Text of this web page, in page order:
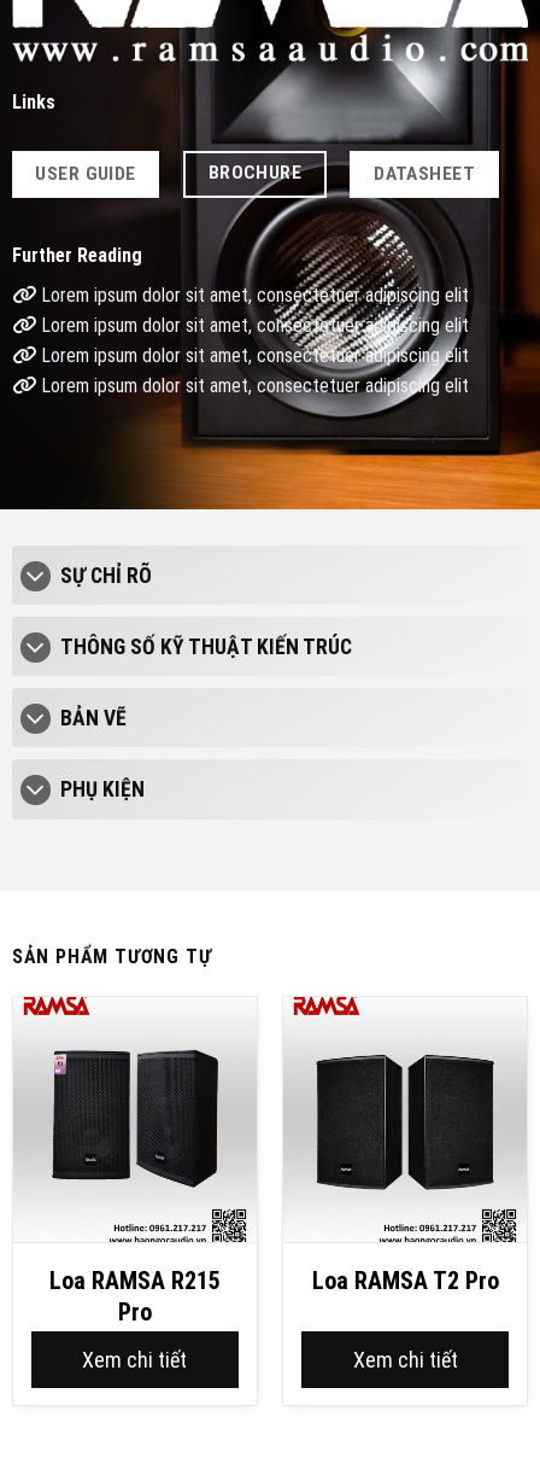
Links
USER GUIDE BROCHURE DATASHEET
Further Reading
Lorem ipsum dolor sit amet, consectetuer adipiscing elit
Lorem ipsum dolor sit amet, consectetuer adipiscing elit
Lorem ipsum dolor sit amet, consectetuer adipiscing elit
Lorem ipsum dolor sit amet, consectetuer adipiscing elit
SỰ CHỈ RÕ
THÔNG SỐ KỸ THUẬT KIẾN TRÚC
BẢN VẼ
PHỤ KIỆN
SẢN PHẨM TƯƠNG TỰ
Loa RAMSA R215
Pro
Xem chi tiết
Loa RAMSA T2 Pro
Xem chi tiết